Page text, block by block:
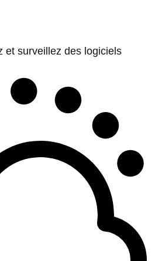
et surveillez des logiciels